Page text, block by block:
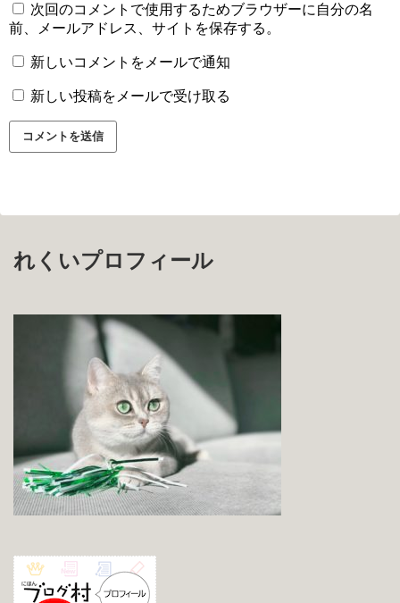
次回のコメントで使用するためブラウザーに自分の名
前、メールアドレス、サイトを保存する。
新しいコメントをメールで通知
新しい投稿をメールで受け取る
れくいプロフィール